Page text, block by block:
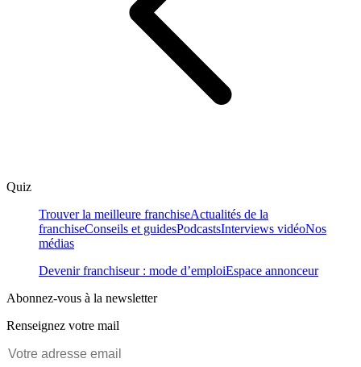
Quiz
Trouver la meilleure franchiseActualités de la
franchiseConseils et guidesPodcastsInterviews vidéoNos
médias
Devenir franchiseur : mode d’emploiEspace annonceur
Abonnez-vous à la newsletter
Renseignez votre mail